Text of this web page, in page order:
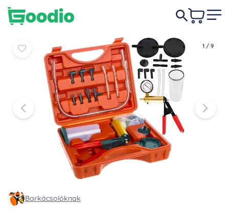
1 / 9
Barkácsolóknak
4 990 Ft Kosárba